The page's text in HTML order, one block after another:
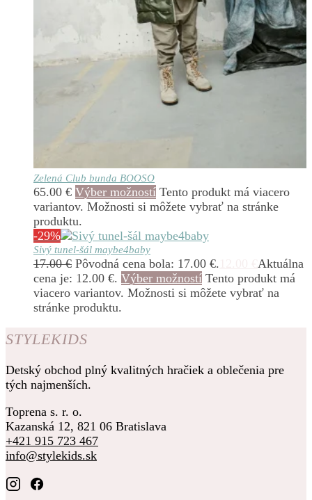
Zelená Club bunda BOOSO
65.00 € Výber možností Tento produkt má viacero
variantov. Možnosti si môžete vybrať na stránke
produktu.
-29%
Sivý tunel-šál maybe4baby
17.00€ Pôvodná cena bola: 17.00 €.
Aktuálna
cena je: 12.00 €. Výber možností Tento produkt má
viacero variantov. Možnosti si môžete vybrať na
stránke produktu.
STYLEKIDS
Detský obchod plný kvalitných hračiek a oblečenia pre
tých najmenších.
Toprena s. r. o.
Kazanská 12, 821 06 Bratislava
+421 915 723 467
info@stylekids.sk